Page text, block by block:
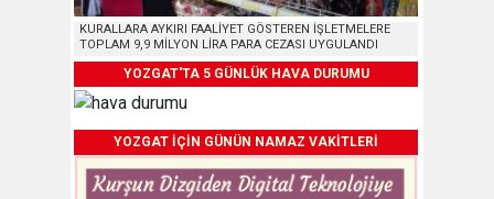
KURALLARA AYKIRI FAALİYET GÖSTEREN İŞLETMELERE
TOPLAM 9,9 MİLYON LİRA PARA CEZASI UYGULANDI
YOZGAT'TA 5 GÜNLÜK HAVA DURUMU
YOZGAT İÇİN GÜNÜN NAMAZ VAKİTLERİ